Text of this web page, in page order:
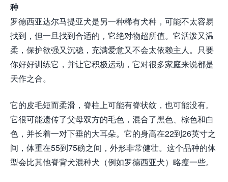
种
罗德西亚达尔马提亚犬是另一种稀有犬种，可能不太容易
找到，但一旦找到合适的，它绝对物超所值。它活泼又温
柔，保护欲强又沉稳，充满爱意又不会太依赖主人。只要
你好好训练它，并让它积极运动，它对很多家庭来说都是
天作之合。
它的皮毛短而柔滑，脊柱上可能有脊状纹，也可能没有。
它很可能遗传了父母双方的毛色，混合了黑色、棕色和白
色，并长着一对下垂的大耳朵。它的身高在22到26英寸之
间，体重在55到75磅之间，外形非常健壮。这个品种的体
型会比其他脊背犬混种犬（例如罗德西亚犬）略瘦一些。